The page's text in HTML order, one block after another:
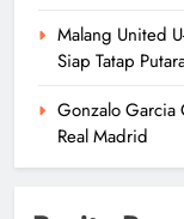
Malang United
Siap Tatap
Gonzalo Garcia
Real Madrid